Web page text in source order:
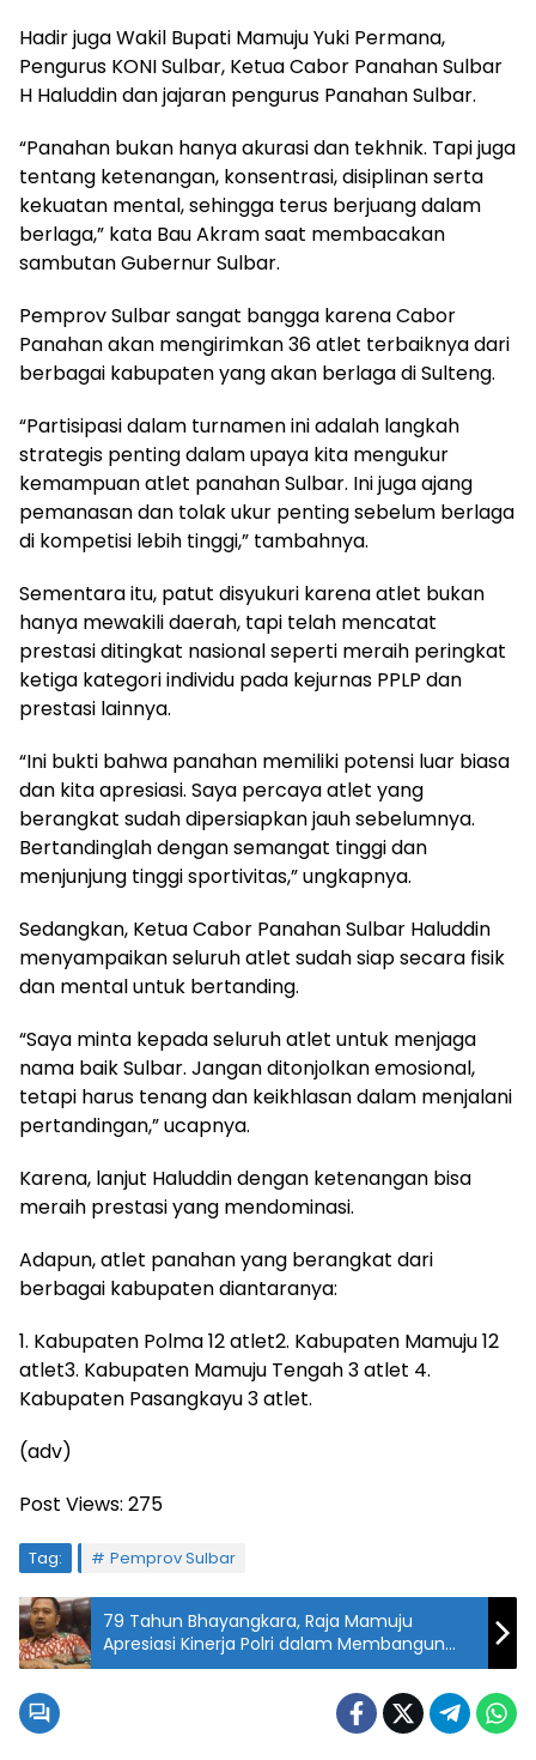
Hadir juga Wakil Bupati Mamuju Yuki Permana,
Pengurus KONI Sulbar, Ketua Cabor Panahan Sulbar
H Haluddin dan jajaran pengurus Panahan Sulbar.
“Panahan bukan hanya akurasi dan tekhnik. Tapi juga
tentang ketenangan, konsentrasi, disiplinan serta
kekuatan mental, sehingga terus berjuang dalam
berlaga,” kata Bau Akram saat membacakan
sambutan Gubernur Sulbar.
Pemprov Sulbar sangat bangga karena Cabor
Panahan akan mengirimkan 36 atlet terbaiknya dari
berbagai kabupaten yang akan berlaga di Sulteng.
“Partisipasi dalam turnamen ini adalah langkah
strategis penting dalam upaya kita mengukur
kemampuan atlet panahan Sulbar. Ini juga ajang
pemanasan dan tolak ukur penting sebelum berlaga
di kompetisi lebih tinggi,” tambahnya.
Sementara itu, patut disyukuri karena atlet bukan
hanya mewakili daerah, tapi telah mencatat
prestasi ditingkat nasional seperti meraih peringkat
ketiga kategori individu pada kejurnas PPLP dan
prestasi lainnya.
“Ini bukti bahwa panahan memiliki potensi luar biasa
dan kita apresiasi. Saya percaya atlet yang
berangkat sudah dipersiapkan jauh sebelumnya.
Bertandinglah dengan semangat tinggi dan
menjunjung tinggi sportivitas,” ungkapnya.
Sedangkan, Ketua Cabor Panahan Sulbar Haluddin
menyampaikan seluruh atlet sudah siap secara fisik
dan mental untuk bertanding.
“Saya minta kepada seluruh atlet untuk menjaga
nama baik Sulbar. Jangan ditonjolkan emosional,
tetapi harus tenang dan keikhlasan dalam menjalani
pertandingan,” ucapnya.
Karena, lanjut Haluddin dengan ketenangan bisa
meraih prestasi yang mendominasi.
Adapun, atlet panahan yang berangkat dari
berbagai kabupaten diantaranya:
1. Kabupaten Polma 12 atlet2. Kabupaten Mamuju 12
atlet3. Kabupaten Mamuju Tengah 3 atlet 4.
Kabupaten Pasangkayu 3 atlet.
(adv)
Post Views: 275
Tag: Pemprov Sulbar
79 Tahun Bhayangkara, Raja Mamuju
Apresiasi Kinerja Polri dalam Membangun
Kamtibmas